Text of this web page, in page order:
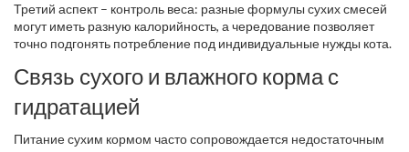
Третий аспект – контроль веса: разные формулы сухих смесей
могут иметь разную калорийность, а чередование позволяет
точно подгонять потребление под индивидуальные нужды кота.
Связь сухого и влажного корма с
гидратацией
Питание сухим кормом часто сопровождается недостаточным